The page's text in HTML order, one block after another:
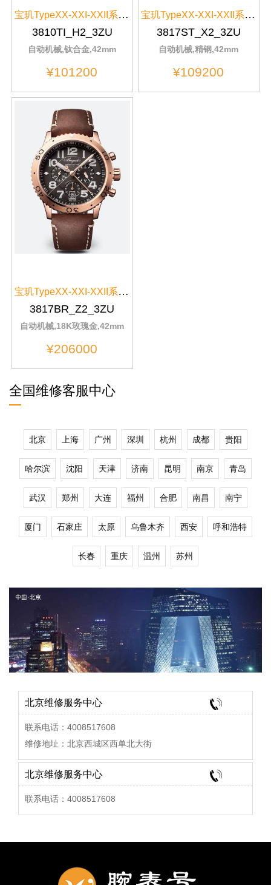
宝玑TypeXX-XXI-XXII系列3810TI/H2/3ZU黑色表带
3810TI_H2_3ZU
自动机械,钛合金,42mm
¥101200
宝玑TypeXX-XXI-XXII系列3817ST/X2/3ZU灰色表盘
3817ST_X2_3ZU
自动机械,精钢,42mm
¥109200
宝玑TypeXX-XXI-XXII系列3817BR/Z2/3ZU灰色表盘
3817BR_Z2_3ZU
自动机械,18K玫瑰金,42mm
¥206000
全国维修客服中心
北京 上海 广州 深圳 杭州 成都 贵阳
哈尔滨 沈阳 天津 济南 昆明 南京 青岛
武汉 郑州 大连 福州 合肥 南昌 南宁
厦门 石家庄 太原 乌鲁木齐 西安 呼和浩特
长春 重庆 温州 苏州
北京维修服务中心
联系电话：4008517608
维修地址：北京西城区西单北大街
北京维修服务中心
联系电话：4008517608